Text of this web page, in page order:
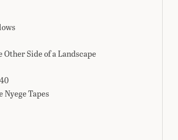
Other Side of a Landscape
Nyege Tapes